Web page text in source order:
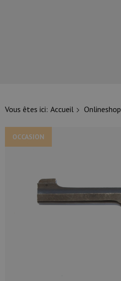
Vous êtes ici: Accueil Onlineshop
OCCASION
Lampes et accessoires